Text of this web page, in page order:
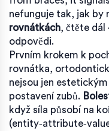
nefunguje tak, jak by
rovnátkách, čtěte dál
odpovědi.
Prvním krokem k
rovnátka,
nejsou jen
postavení zubů.
když síla působí na